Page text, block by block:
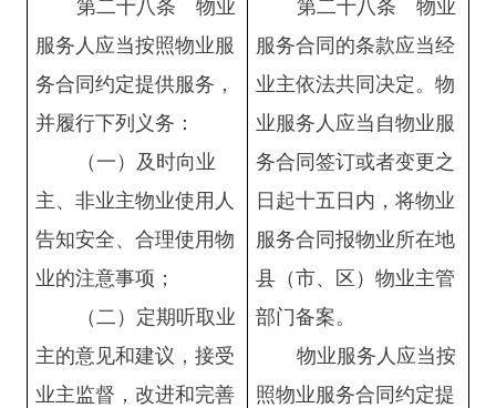
第二十八条 物业
服务人应当按照物业服
务合同约定提供服务，
并履行下列义务：
（一）及时向业
主、非业主物业使用人
告知安全、合理使用物
业的注意事项；
（二）定期听取业
主的意见和建议，接受
业主监督，改进和完善
第二十八条 物业
服务合同的条款应当经
业主依法共同决定。物
业服务人应当自物业服
务合同签订或者变更之
日起十五日内，将物业
服务合同报物业所在地
县（市、区）物业主管
部门备案。
物业服务人应当按
照物业服务合同约定提